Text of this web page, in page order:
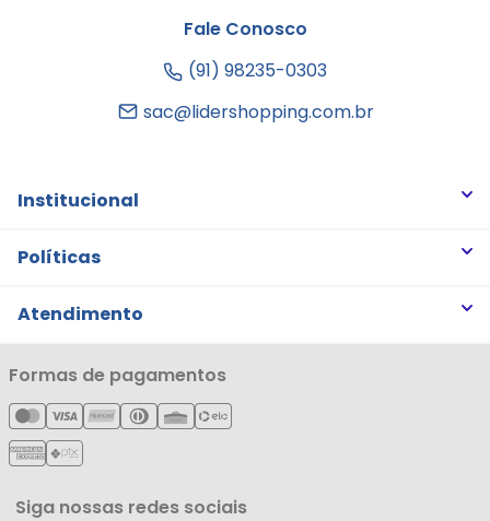
Fale Conosco
(91) 98235-0303
sac@lidershopping.com.br
Institucional
Quem somos
Notícias
Cartão Líderzan
Políticas
Trocas e Devoluções
Política de Privacidade
Política de Entrega
Política de Reembolso
Atendimento
Minha Conta
Meus Pedidos
Meus Favoritos
Central de Atendimento
Formas de pagamentos
Siga nossas redes sociais